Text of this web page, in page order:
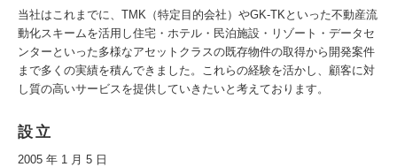
当社はこれまでに、TMK（特定目的会社）やGK-TKといった不動産流
動化スキームを活用し住宅・ホテル・民泊施設・リゾート・データセ
ンターといった多様なアセットクラスの既存物件の取得から開発案件
まで多くの実績を積んできました。これらの経験を活かし、顧客に対
し質の高いサービスを提供していきたいと考えております。
設立
2005 年 1 月 5 日